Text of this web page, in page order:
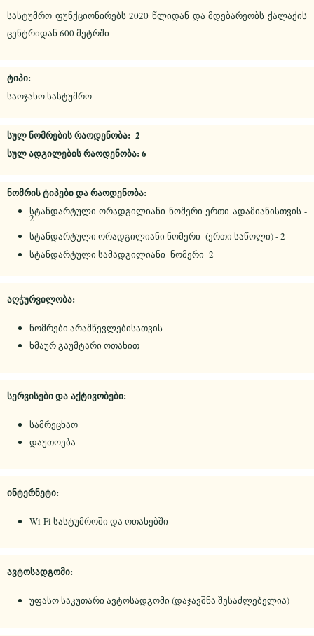
სასტუმრო ფუნქციონირებს 2020 წლიდან და მდებარეობს ქალაქის
ცენტრიდან 600 მეტრში
ტიპი:
საოჯახო სასტუმრო
სულ ნომრების რაოდენობა: 2
სულ ადგილების რაოდენობა: 6
ნომრის ტიპები და რაოდენობა:
სტანდარტული ორადგილიანი ნომერი ერთი ადამიანისთვის -
2
სტანდარტული ორადგილიანი ნომერი (ერთი საწოლი) - 2
სტანდარტული სამადგილიანი ნომერი -2
აღჭურვილობა:
ნომრები არამწევლებისათვის
ხმაურ გაუმტარი ოთახით
სერვისები და აქტივობები:
სამრეცხაო
დაუთოება
ინტერნეტი:
Wi-Fi სასტუმროში და ოთახებში
ავტოსადგომი:
უფასო საკუთარი ავტოსადგომი (დაჯავშნა შესაძლებელია)